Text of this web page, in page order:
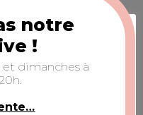
sur notre site
TOUS
notre
!
et dimanches à